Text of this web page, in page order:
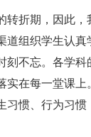
转折期，因此
组织学生认
刻不忘。各学
实在每一堂课
惯、行为习